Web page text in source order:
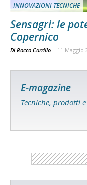
INNOVAZIONI TECNICHE
Sensagri: le
Copernico
Di Rocco Carrillo - 11 Maggio
E-magazine
Tecniche, prodotti